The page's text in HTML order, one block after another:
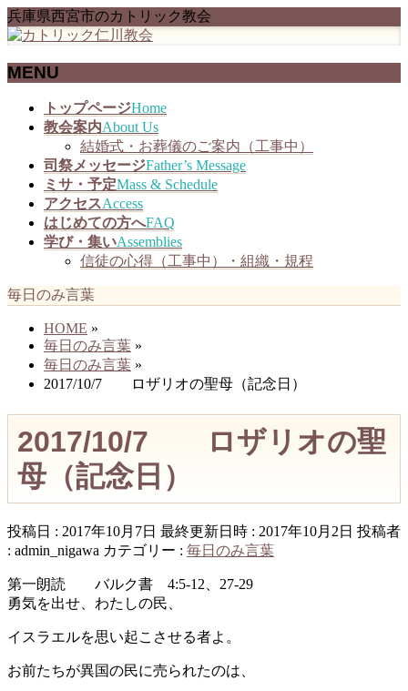
兵庫県西宮市のカトリック教会
MENU
トップページHome
教会案内About Us
結婚式・お葬儀のご案内（工事中）
司祭メッセージFather’s Message
ミサ・予定Mass & Schedule
アクセスAccess
はじめての方へFAQ
学び・集いAssemblies
信徒の心得（工事中）・組織・規程
毎日のみ言葉
HOME »
毎日のみ言葉 »
毎日のみ言葉 »
2017/10/7 ロザリオの聖母（記念日）
2017/10/7 ロザリオの聖
母（記念日）
投稿日 : 2017年10月7日 最終更新日時 : 2017年10月2日 投稿者
: admin_nigawa カテゴリー : 毎日のみ言葉
第一朗読 バルク書 4:5-12、27-29
勇気を出せ、わたしの民、
イスラエルを思い起こさせる者よ。
お前たちが異国の民に売られたのは、